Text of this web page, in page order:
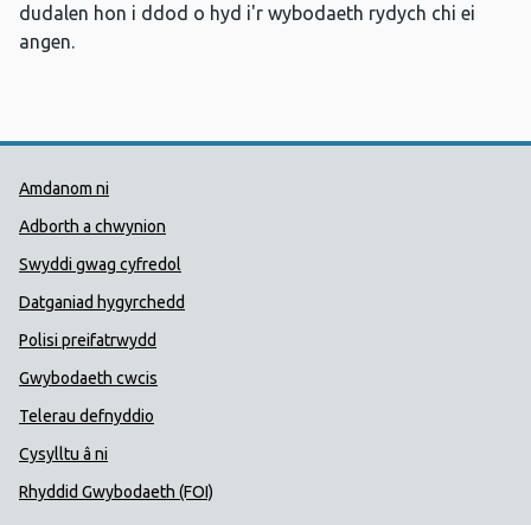
dudalen hon i ddod o hyd i'r wybodaeth rydych chi ei
angen.
Dolenni Cymorth Iechyd
Amdanom ni
Adborth a chwynion
Swyddi gwag cyfredol
Datganiad hygyrchedd
Polisi preifatrwydd
Gwybodaeth cwcis
Telerau defnyddio
Cysylltu â ni
Rhyddid Gwybodaeth (FOI)